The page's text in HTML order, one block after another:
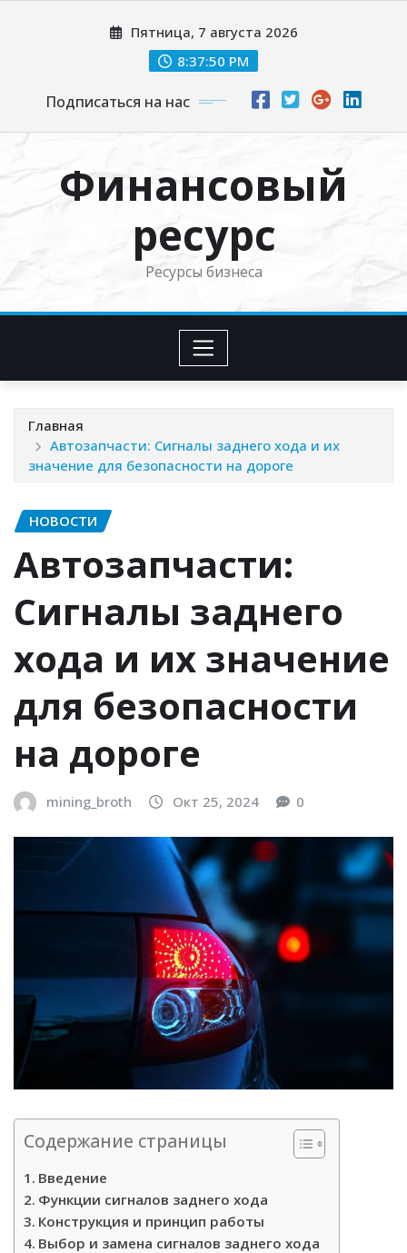
Пятница, 7 августа 2026
8:37:52 PM
Подписаться на нас
Финансовый
ресурс
Ресурсы бизнеса
Главная
Автозапчасти: Сигналы заднего хода и их
значение для безопасности на дороге
НОВОСТИ
Автозапчасти:
Сигналы заднего
хода и их значение
для безопасности
на дороге
mining_broth Окт 25, 2024 0
Содержание страницы
Введение
Функции сигналов заднего хода
Конструкция и принцип работы
Выбор и замена сигналов заднего хода